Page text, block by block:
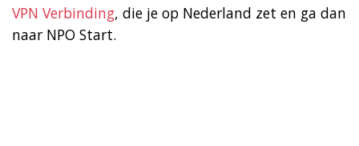
VPN Verbinding, die je op Nederland zet en ga dan
naar NPO Start.